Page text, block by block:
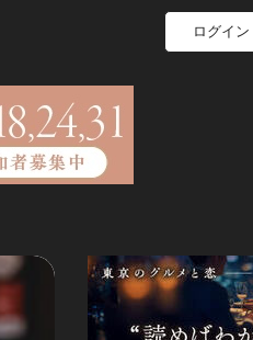
ログイン